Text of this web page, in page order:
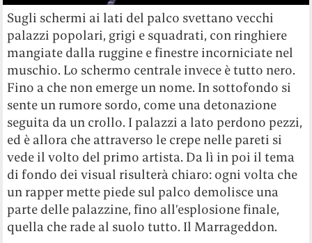
Sugli schermi ai lati del palco svettano vecchi
palazzi popolari, grigi e squadrati, con ringhiere
mangiate dalla ruggine e finestre incorniciate nel
muschio. Lo schermo centrale invece è tutto nero.
Fino a che non emerge un nome. In sottofondo si
sente un rumore sordo, come una detonazione
seguita da un crollo. I palazzi a lato perdono pezzi,
ed è allora che attraverso le crepe nelle pareti si
vede il volto del primo artista. Da lì in poi il tema
di fondo dei visual risulterà chiaro: ogni volta che
un rapper mette piede sul palco demolisce una
parte delle palazzine, fino all’esplosione finale,
quella che rade al suolo tutto. Il Marrageddon.